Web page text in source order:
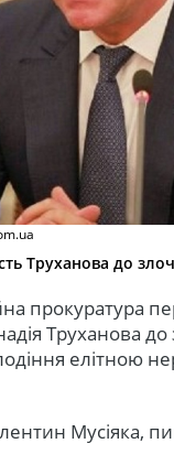
Труханова до
прокуратура
Труханова
елітною
Мусіяка,